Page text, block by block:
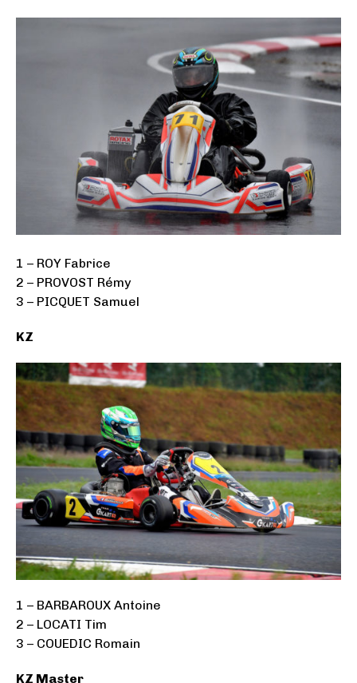
1 – ROY Fabrice
2 – PROVOST Rémy
3 – PICQUET Samuel
KZ
1 – BARBAROUX Antoine
2 – LOCATI Tim
3 – COUEDIC Romain
KZ Master